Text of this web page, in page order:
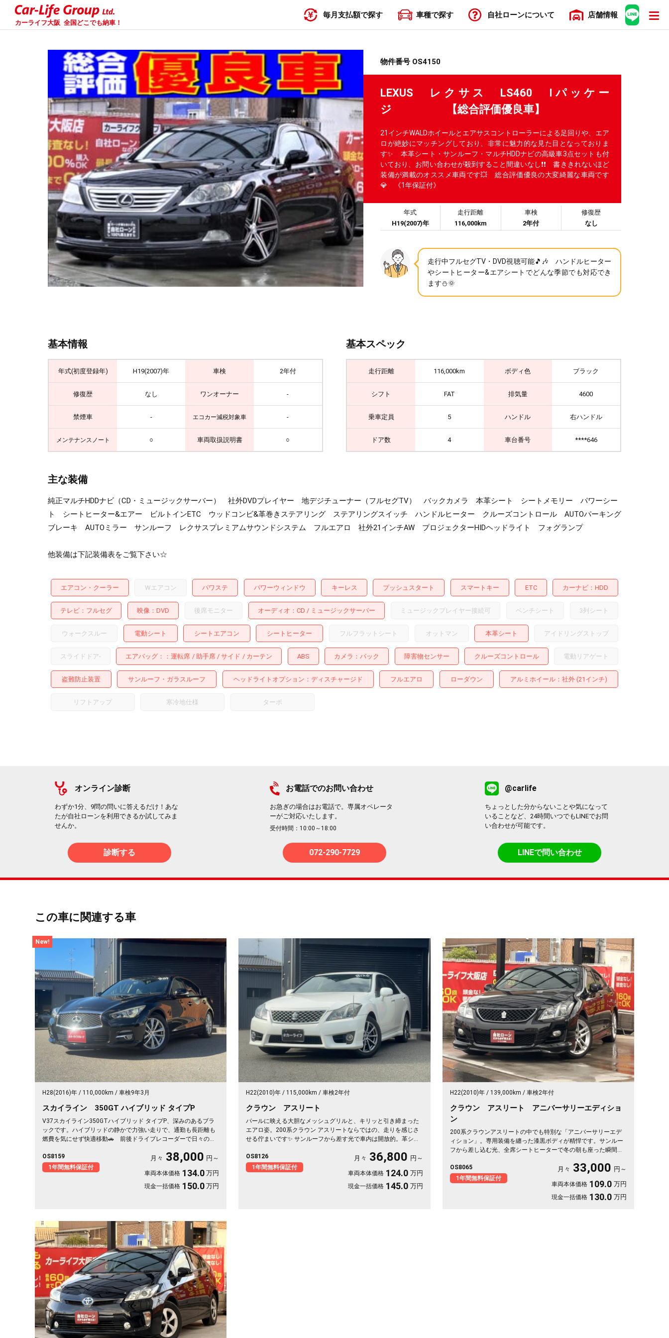
カーライフ大阪 全国どこでも納車！
毎月支払額で探す 車種で探す 自社ローンについて 店舗情報
物件番号 OS4150
LEXUS レクサス LS460 Iパッケー
ジ 【総合評価優良車】
21インチWALDホイールとエアサスコントローラーによる足回りや、エア
ロが絶妙にマッチングしており、非常に魅力的な見た目となっておりま
す✨ 本革シート・サンルーフ・マルチHDDナビの高級車3点セットも付
いており、お問い合わせが殺到すること間違いなし❗❗ 書ききれないほど
装備が満載のオススメ車両です💥 総合評価優良の大変綺麗な車両です
💎 《1年保証付》
年式
H19(2007)年
走行距離
116,000km
車検
2年付
修復歴
なし
走行中フルセグTV・DVD視聴可能🎵🎶 ハンドルヒーター
やシートヒーター&エアシートでどんな季節でも対応でき
ます⛄🌞
基本情報
年式(初度登録年) H19(2007)年 車検 2年付
修復歴 なし ワンオーナー -
禁煙車 - エコカー減税対象車 -
メンテナンスノート ○ 車両取扱説明書 ○
基本スペック
走行距離 116,000km ボディ色 ブラック
シフト FAT 排気量 4600
乗車定員 5 ハンドル 右ハンドル
ドア数 4 車台番号 ****646
主な装備
純正マルチHDDナビ（CD・ミュージックサーバー） 社外DVDプレイヤー 地デジチューナー（フルセグTV） バックカメラ 本革シート シートメモリー パワーシー
ト シートヒーター&エアー ビルトインETC ウッドコンビ&革巻きステアリング ステアリングスイッチ ハンドルヒーター クルーズコントロール AUTOパーキング
ブレーキ AUTOミラー サンルーフ レクサスプレミアムサウンドシステム フルエアロ 社外21インチAW プロジェクターHIDヘッドライト フォグランプ
他装備は下記装備表をご覧下さい☆
エアコン・クーラー Wエアコン パワステ パワーウィンドウ キーレス プッシュスタート スマートキー ETC カーナビ HDD
テレビ フルセグ 映像 DVD 後席モニター オーディオ CD ミュージックサーバー ミュージックプレイヤー接続可 ベンチシート 3列シート
ウォークスルー 電動シート シートエアコン シートヒーター フルフラットシート オットマン 本革シート アイドリングストップ
スライドドア- エアバッグ： 運転席 助手席 サイド カーテン ABS カメラ バック 障害物センサー クルーズコントロール 電動リアゲート
盗難防止装置 サンルーフ・ガラスルーフ ヘッドライトオプション ディスチャージド フルエアロ ローダウン アルミホイール ：社外 (21インチ)
リフトアップ 寒冷地仕様 ターボ
オンライン診断
わずか1分、9問の問いに答えるだけ！あな
たが自社ローンを利用できるか試してみま
せんか。
診断する
お電話でのお問い合わせ
お急ぎの場合はお電話で。専属オペレータ
ーがご対応いたします。
受付時間：10:00～18:00
072-290-7729
@carlife
ちょっとした分からないことや気になって
いることなど、24時間いつでもLINEでお問
い合わせが可能です。
LINEで問い合わせ
この車に関連する車
New!
H28(2016)年 110,000km 車検9年3月
スカイライン 350GT ハイブリッド タイプP
V37スカイライン350GTハイブリッド タイプP、深みのあるブラ
ックです。ハイブリッドの静かで力強い走りで、通勤も長距離も
燃費を気にせず快適移動🚗 前後ドライブレコーダーで日々の運
での疲れもグッと軽減。アラウンドビューで狭い駐車場もスッと
停められます。 仕事帰りにふらっと遠出したくなる、そんな相
棒です✨ 高級セダンがお値打ち、《1年保証付》で気持ちよく乗
OS8159
1年間無料保証付
月々 38,000 円～
車両本体価格 134.0 万円
現金一括価格 150.0 万円
H22(2010)年 115,000km 車検2年付
クラウン アスリート
パールに映える大胆なメッシュグリルと、キリッと引き締まった
エアロ姿。200系クラウン アスリートならではの、走りを感じさ
せる佇まいです✨ サンルーフから差す光で車内は開放的。革シー
事帰りの一人時間も、遠出の休日も、上質な移動が特別に変わり
ます🚗 気になる車は早めのチェックがおすすめ。《1年保証付》
でお届けします👑
OS8126
1年間無料保証付
月々 36,800 円～
車両本体価格 124.0 万円
現金一括価格 145.0 万円
H22(2010)年 139,000km 車検2年付
クラウン アスリート アニバーサリーエディショ
ン
200系クラウンアスリートの中でも特別な「アニバーサリーエデ
ィション」。専用装備を纏った漆黒ボディが精悍です。サンルー
フから差し込む光、全席シートヒーターで冬の朝も座った瞬間か
ます。仕事帰りの一人時間も、週末の遠出も気分が上がる一台。
走りと快適が揃った特別仕様を、日々の相棒に🚗✨💎👑😎《1年保
証付》
OS8065
1年間無料保証付
月々 33,000 円～
車両本体価格 109.0 万円
現金一括価格 130.0 万円